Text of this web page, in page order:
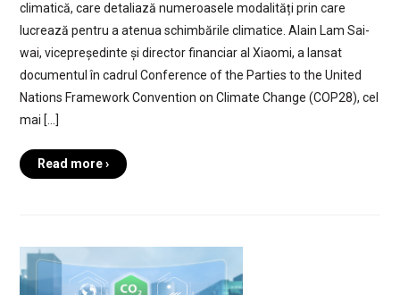
climatică, care detaliază numeroasele modalități prin care
lucrează pentru a atenua schimbările climatice. Alain Lam Sai-
wai, vicepreședinte și director financiar al Xiaomi, a lansat
documentul în cadrul Conference of the Parties to the United
Nations Framework Convention on Climate Change (COP28), cel
mai […]
Read more ›